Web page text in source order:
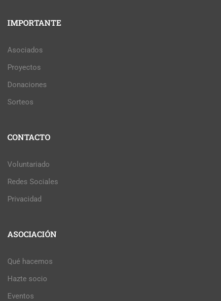
IMPORTANTE
Asociados
Proyectos
Donaciones
Sorteos
CONTACTO
Voluntariado
Redes Sociales
Privacidad
ASOCIACIÓN
Qué hacemos
Hazte socio
Eventos